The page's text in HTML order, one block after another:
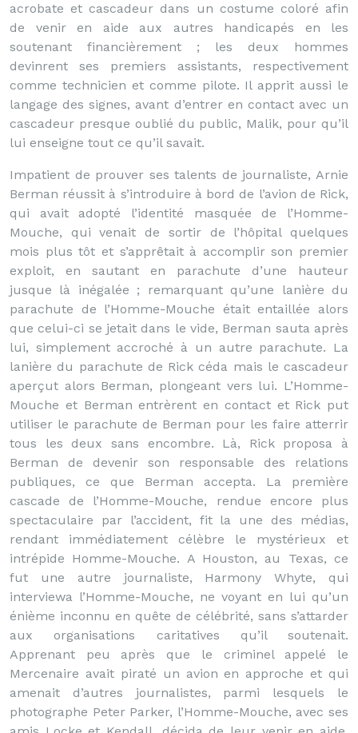
acrobate et cascadeur dans un costume coloré afin
de venir en aide aux autres handicapés en les
soutenant financièrement ; les deux hommes
devinrent ses premiers assistants, respectivement
comme technicien et comme pilote. Il apprit aussi le
langage des signes, avant d’entrer en contact avec un
cascadeur presque oublié du public, Malik, pour qu’il
lui enseigne tout ce qu’il savait.
Impatient de prouver ses talents de journaliste, Arnie
Berman réussit à s’introduire à bord de l’avion de Rick,
qui avait adopté l’identité masquée de l’Homme-
Mouche, qui venait de sortir de l’hôpital quelques
mois plus tôt et s’apprêtait à accomplir son premier
exploit, en sautant en parachute d’une hauteur
jusque là inégalée ; remarquant qu’une lanière du
parachute de l’Homme-Mouche était entaillée alors
que celui-ci se jetait dans le vide, Berman sauta après
lui, simplement accroché à un autre parachute. La
lanière du parachute de Rick céda mais le cascadeur
aperçut alors Berman, plongeant vers lui. L’Homme-
Mouche et Berman entrèrent en contact et Rick put
utiliser le parachute de Berman pour les faire atterrir
tous les deux sans encombre. Là, Rick proposa à
Berman de devenir son responsable des relations
publiques, ce que Berman accepta. La première
cascade de l’Homme-Mouche, rendue encore plus
spectaculaire par l’accident, fit la une des médias,
rendant immédiatement célèbre le mystérieux et
intrépide Homme-Mouche. A Houston, au Texas, ce
fut une autre journaliste, Harmony Whyte, qui
interviewa l’Homme-Mouche, ne voyant en lui qu’un
énième inconnu en quête de célébrité, sans s’attarder
aux organisations caritatives qu’il soutenait.
Apprenant peu après que le criminel appelé le
Mercenaire avait piraté un avion en approche et qui
amenait d’autres journalistes, parmi lesquels le
photographe Peter Parker, l’Homme-Mouche, avec ses